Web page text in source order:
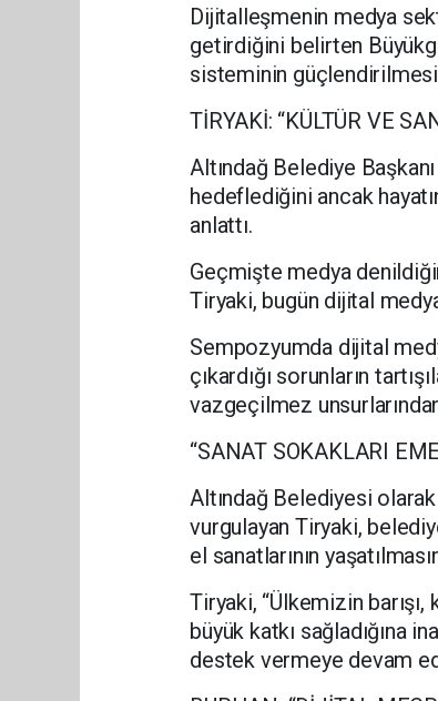
Dijitalleşmenin medya
getirdiğini belirten
sisteminin
TİRYAKİ: “KÜLTÜR VE
Altındağ Belediye
hedeflediğini ancak
anlattı.
Geçmişte medya
Tiryaki, bugün dijital
Sempozyumda dijital
çıkardığı sorunların
vazgeçilmez
“SANAT SOKAKLARI
Altındağ Belediyesi
vurgulayan Tiryaki,
el sanatlarının
Tiryaki, “Ülkemizin
büyük katkı sağladığına
destek vermeye devam